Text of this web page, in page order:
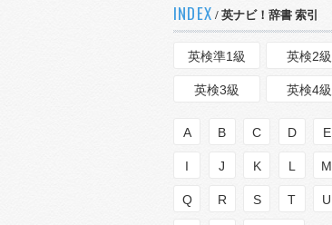
INDEX / 英ナビ！辞書 索引
英検準1級 英検2級
英検3級 英検4級
A B C D E
I J K L M
Q R S T U